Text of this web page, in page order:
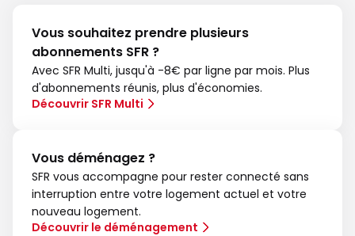
Vous souhaitez prendre plusieurs
abonnements SFR ?
Avec SFR Multi, jusqu'à -8€ par ligne par mois. Plus
d'abonnements réunis, plus d'économies.
Découvrir SFR Multi
Vous déménagez ?
SFR vous accompagne pour rester connecté sans
interruption entre votre logement actuel et votre
nouveau logement.
Découvrir le déménagement